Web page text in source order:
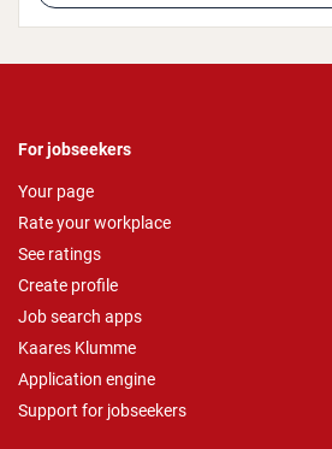
For jobseekers
Your page
Rate your workplace
See ratings
Create profile
Job search apps
Kaares Klumme
Application engine
Support for jobseekers